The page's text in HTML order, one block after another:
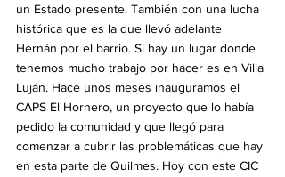
un Estado presente. También con una lucha
histórica que es la que llevó adelante
Hernán por el barrio. Si hay un lugar donde
tenemos mucho trabajo por hacer es en Villa
Luján. Hace unos meses inauguramos el
CAPS El Hornero, un proyecto que lo había
pedido la comunidad y que llegó para
comenzar a cubrir las problemáticas que hay
en esta parte de Quilmes. Hoy con este CIC